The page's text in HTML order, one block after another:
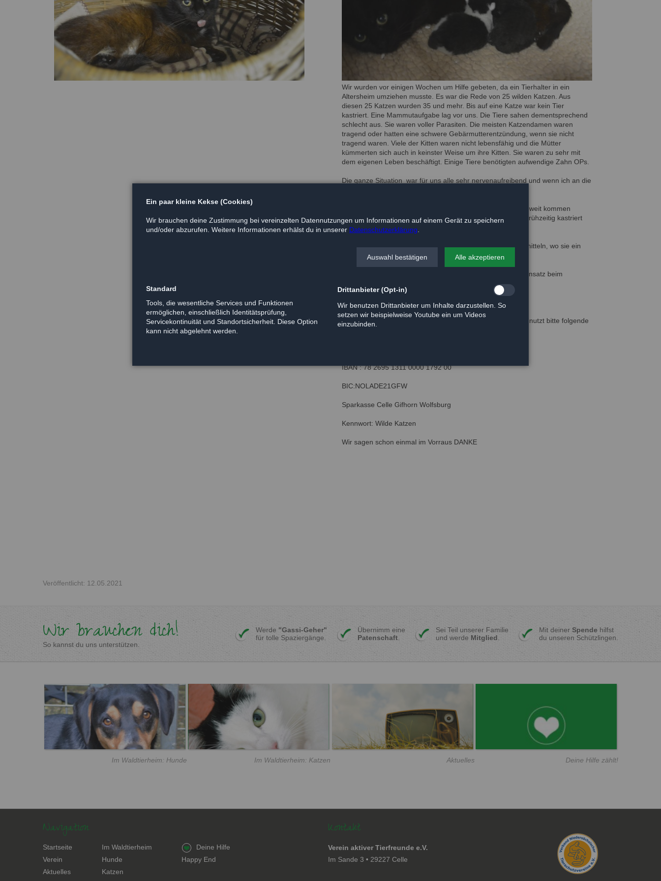
Wir wurden vor einigen Wochen um Hilfe gebeten, da ein Tierhalter in ein
Altersheim umziehen musste. Es war die Rede von 25 wilden Katzen. Aus
diesen 25 Katzen wurden 35 und mehr. Bis auf eine Katze war kein Tier
kastriert. Eine Mammutaufgabe lag vor uns. Die Tiere sahen dementsprechend
schlecht aus. Sie waren voller Parasiten. Die meisten Katzendamen waren
tragend oder hatten eine schwere Gebärmutterentzündung, wenn sie nicht
tragend waren. Viele der Kitten waren nicht lebensfähig und die Mütter
kümmerten sich auch in keinster Weise um ihre Kitten. Sie waren zu sehr mit
dem eigenen Leben beschäftigt. Einige Tiere benötigten aufwendige Zahn OPs.
Die ganze Situation war für uns alle sehr nervenaufreibend und wenn ich an die
Zum Glück hat dieses Elend jetzt ein Ende. Es hätte nicht soweit kommen
müssen, wenn man sich eher gemeldet hätte und die Tiere frühzeitig kastriert
worden wären.
Wir konnten einige der Tiere an neue geeignete Stellen vermitteln, wo sie ein
freies Leben führen. Andere warten noch auf ihr Glück.
Unser Dank gilt Monika und Jenny für den unermüdlichen Einsatz beim
Wer den Verein bei den Tierarztkosten unterstützen möchte nutzt bitte folgende
IBAN : 78 2695 1311 0000 1792 00
BIC:NOLADE21GFW
Sparkasse Celle Gifhorn Wolfsburg
Kennwort: Wilde Katzen
Wir sagen schon einmal im Vorraus DANKE
Veröffentlicht: 12.05.2021
Wir brauchen dich!
So kannst du uns unterstützen.
Werde "Gassi-Geher"
für tolle Spaziergänge.
Übernimm eine
Patenschaft
Sei Teil unserer Familie
und werde Mitglied
Mit deiner Spende hilfst
du unseren Schützlingen.
Im Waldtierheim: Hunde Im Waldtierheim: Katzen Aktuelles Deine Hilfe zählt!
Navigation
Navigation
überspringen
Startseite
Verein
Aktuelles
Navigation
überspringen
Im Waldtierheim
Hunde
Katzen
Navigation
überspringen
Deine Hilfe
Happy End
Kontakt
Verein aktiver Tierfreunde e.V.
Im Sande 3 • 29227 Celle
Ein paar kleine Kekse (Cookies)
Wir brauchen deine Zustimmung bei vereinzelten Datennutzungen um Informationen auf einem Gerät zu speichern
und/oder abzurufen. Weitere Informationen erhälst du in unserer Datenschutzerklärung
Auswahl bestätigen Alle akzeptieren
Standard
Tools, die wesentliche Services und Funktionen
ermöglichen, einschließlich Identitätsprüfung,
Servicekontinuität und Standortsicherheit. Diese Option
kann nicht abgelehnt werden.
Drittanbieter (Opt-in)
Wir benutzen Drittanbieter um Inhalte darzustellen. So
setzen wir beispielweise Youtube ein um Videos
einzubinden.